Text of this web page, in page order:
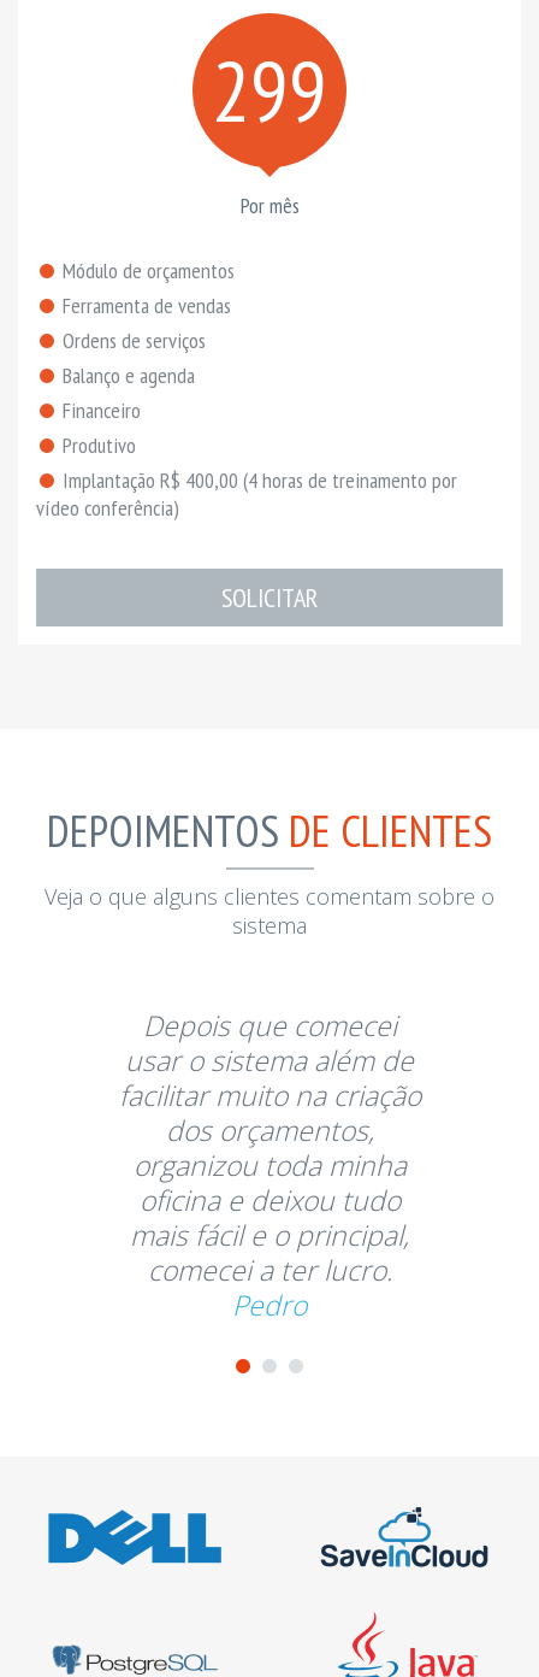
299
Por mês
Módulo de orçamentos
Ferramenta de vendas
Ordens de serviços
Balanço e agenda
Financeiro
Produtivo
Implantação R$ 400,00 (4 horas de treinamento por
vídeo conferência)
SOLICITAR
DEPOIMENTOS DE CLIENTES
Veja o que alguns clientes comentam sobre o
sistema
Depois que comecei
usar o sistema além de
facilitar muito na criação
dos orçamentos,
organizou toda minha
oficina e deixou tudo
mais fácil e o principal,
comecei a ter lucro.
Pedro